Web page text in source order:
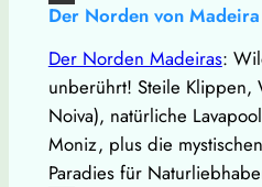
Der Norden von Madeira
Der Norden Madeiras:
unberührt! Steile Klippen,
Noiva), natürliche
Moniz, plus die
Paradies für